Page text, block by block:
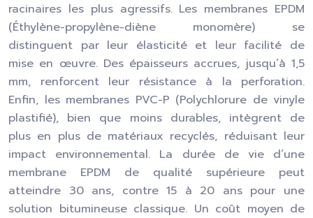
racinaires les plus agressifs. Les membranes EPDM
(Éthylène-propylène-diène monomère) se
distinguent par leur élasticité et leur facilité de
mise en œuvre. Des épaisseurs accrues, jusqu’à 1,5
mm, renforcent leur résistance à la perforation.
Enfin, les membranes PVC-P (Polychlorure de vinyle
plastifié), bien que moins durables, intègrent de
plus en plus de matériaux recyclés, réduisant leur
impact environnemental. La durée de vie d’une
membrane EPDM de qualité supérieure peut
atteindre 30 ans, contre 15 à 20 ans pour une
solution bitumineuse classique. Un coût moyen de